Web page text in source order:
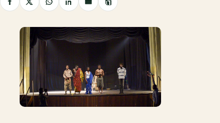
Partager
Facebook
Partager
X
Partager
WhatsApp
Partager
LinkedIn
Partager
e-
mail
Copier
le